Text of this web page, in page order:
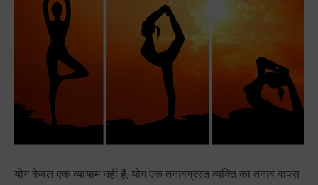
योग केवल एक व्यायाम नहीं हैं, योग एक तनावग्रस्त व्यक्ति का तनाव वापस